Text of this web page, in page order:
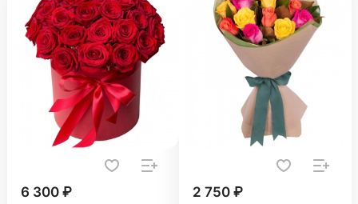
6 300 ₽ 2 750 ₽